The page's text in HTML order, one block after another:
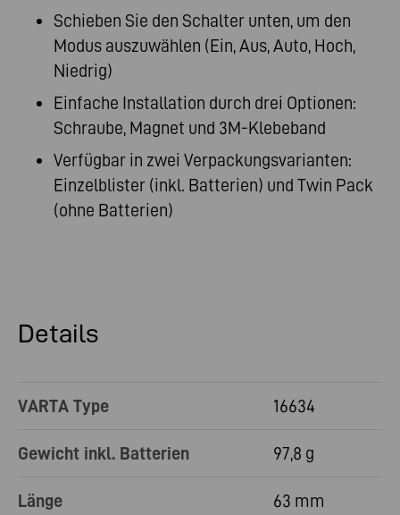
Schieben Sie den Schalter unten, um den
Modus auszuwählen (Ein, Aus, Auto, Hoch,
Niedrig)
Einfache Installation durch drei Optionen:
Schraube, Magnet und 3M-Klebeband
Verfügbar in zwei Verpackungsvarianten:
Einzelblister (inkl. Batterien) und Twin Pack
(ohne Batterien)
Details
VARTA Type 16634
Gewicht inkl. Batterien 97,8 g
Länge 63 mm